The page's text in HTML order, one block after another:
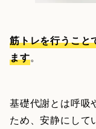
筋トレを行うこと
ます。
基礎代謝とは呼吸
ため、安静にして